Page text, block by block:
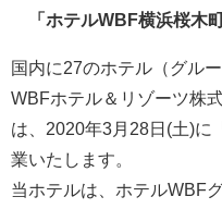
「ホテルWBF横浜桜木
国内に27のホテル（グル
WBFホテル＆リゾーツ株
は、2020年3月28日(土)に
業いたします。
当ホテルは、ホテルWBF